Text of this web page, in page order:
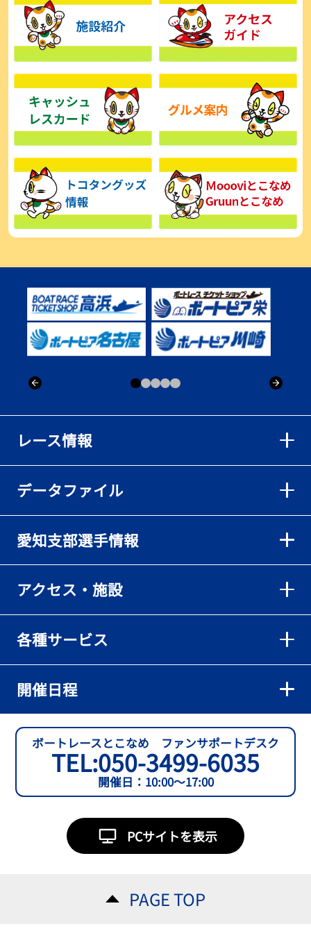
【とこなめボート】広瀬凜は準優で見つかった課題の克服へ「結果
的に１着を取れればいい」
2026年08月03日
【とこなめボート】西丸敦基が未勝利では終われない「最終日頑張
る」
2026年08月03日
【とこなめボート ルーキーシリーズ】広瀬凜 6位で予選突破「勝負
2026年08月02日
【とこなめボート 日野未来コラム とこなめミライ予想図】トコタン
お誕生日おめでとう！
2026年08月02日
んでもらったし、恩返しをしたいです」～とこなめルーキーＳ
【常滑ボート・ルーキーＳ】荒木颯斗 予選９位でセミファイナル進
出「そろそろ優勝したい」
2026年08月02日
回りは良くなった」／常滑 - 日刊スポーツ
【ボートレース】島川海輝が逃げ切って準優勝負駆け成功、準優は
伸び意識の調整で／常滑 - 日刊スポーツ
【ボートレース】地元の荒木颯斗が有言実行の予選突破「そろそろ
2026年08月02日
【とこなめボート】出足抜群の篠原晟弥だが「叩き変える可能性も
ある」と思案顔
【とこなめボート】準優６枠の西川拓利は「チルトを跳ねる可能性
もあります」
2026年08月02日
【とこなめボート ルーキーシリーズ第15戦】石渡翔一郎 内枠狙うぞ
「足は厳しかったけど、４日目につながって良かった」～とこなめ
2026年08月01日
レース情報
データファイル
愛知支部選手情報
アクセス・施設
各種サービス
開催日程
ボートレースとこなめ ファンサポートデスク
TEL:050-3499-6035
開催日：10:00～17:00
PCサイトを表示
PAGE TOP